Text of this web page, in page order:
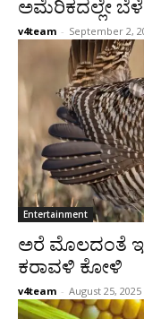
ಅಮೆರಿಕದಲ್ಲೇ
v4team - September 2,
Entertainment
ಅರೆ ಮೊಲದಂತೆ
ಕರಾವಳಿ ಕೋಳಿ
v4team - August 25, 2025